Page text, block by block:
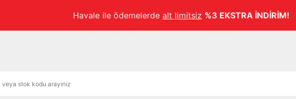
Havale ile ödemelerde alt limitsiz %3 EKSTRA İNDİRİM!